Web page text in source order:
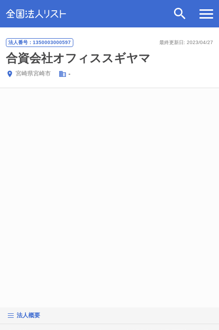
最終更新日: 2023/04/27
法人番号：1350003000597
合資会社オフィススギヤマ
宮崎県宮崎市 -
法人概要